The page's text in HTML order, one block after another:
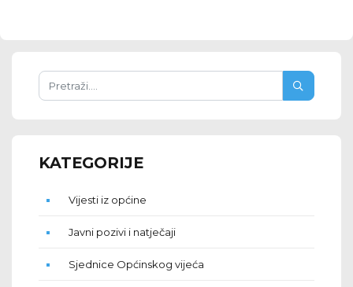
KATEGORIJE
Vijesti iz općine
Javni pozivi i natječaji
Sjednice Općinskog vijeća